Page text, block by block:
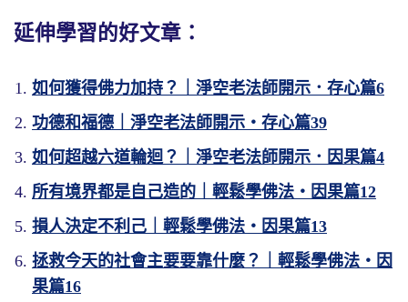
延伸學習的好文章：
如何獲得佛力加持？｜淨空老法師開示．存心篇6
功德和福德｜淨空老法師開示・存心篇39
如何超越六道輪迴？｜淨空老法師開示．因果篇4
所有境界都是自己造的｜輕鬆學佛法・因果篇12
損人決定不利己｜輕鬆學佛法・因果篇13
拯救今天的社會主要要靠什麼？｜輕鬆學佛法・因
果篇16